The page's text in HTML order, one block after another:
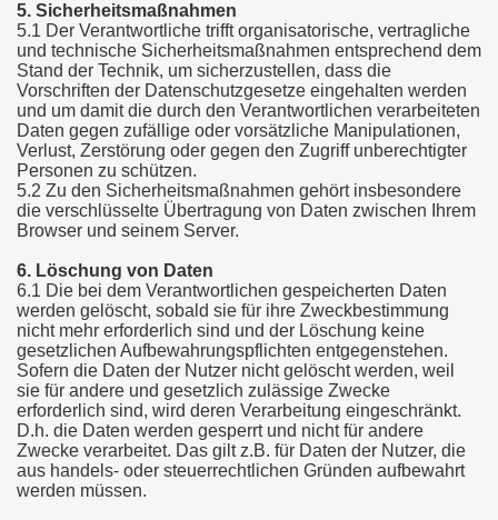
5. Sicherheitsmaßnahmen
5.1 Der Verantwortliche trifft organisatorische, vertragliche
und technische Sicherheitsmaßnahmen entsprechend dem
Stand der Technik, um sicherzustellen, dass die
Vorschriften der Datenschutzgesetze eingehalten werden
und um damit die durch den Verantwortlichen verarbeiteten
Daten gegen zufällige oder vorsätzliche Manipulationen,
Verlust, Zerstörung oder gegen den Zugriff unberechtigter
Personen zu schützen.
5.2 Zu den Sicherheitsmaßnahmen gehört insbesondere
die verschlüsselte Übertragung von Daten zwischen Ihrem
Browser und seinem Server.
6. Löschung von Daten
6.1 Die bei dem Verantwortlichen gespeicherten Daten
werden gelöscht, sobald sie für ihre Zweckbestimmung
nicht mehr erforderlich sind und der Löschung keine
gesetzlichen Aufbewahrungspflichten entgegenstehen.
Sofern die Daten der Nutzer nicht gelöscht werden, weil
sie für andere und gesetzlich zulässige Zwecke
erforderlich sind, wird deren Verarbeitung eingeschränkt.
D.h. die Daten werden gesperrt und nicht für andere
Zwecke verarbeitet. Das gilt z.B. für Daten der Nutzer, die
aus handels- oder steuerrechtlichen Gründen aufbewahrt
werden müssen.